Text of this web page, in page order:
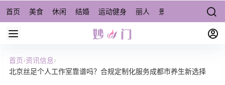
首页 美食 休闲 结婚 运动健身 丽人 景点/周边游 宠物
首页›资讯信息›
北京丝足个人工作室靠谱吗？合规定制化服务成都市养生新选择